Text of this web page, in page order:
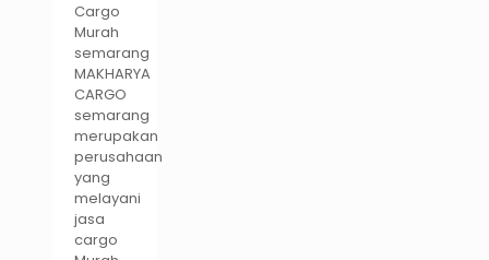
Cargo
Murah
semarang
MAKHARYA
CARGO
semarang
merupakan
perusahaan
yang
melayani
jasa
cargo